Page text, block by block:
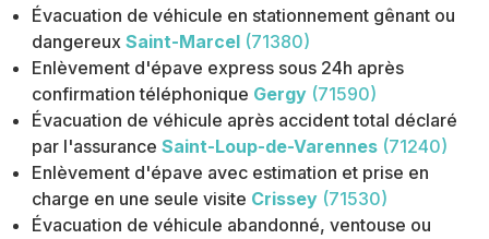
Évacuation de véhicule en stationnement gênant ou
dangereux Saint-Marcel (71380)
Enlèvement d'épave express sous 24h après
confirmation téléphonique Gergy (71590)
Évacuation de véhicule après accident total déclaré
par l'assurance Saint-Loup-de-Varennes (71240)
Enlèvement d'épave avec estimation et prise en
charge en une seule visite Crissey (71530)
Évacuation de véhicule abandonné, ventouse ou